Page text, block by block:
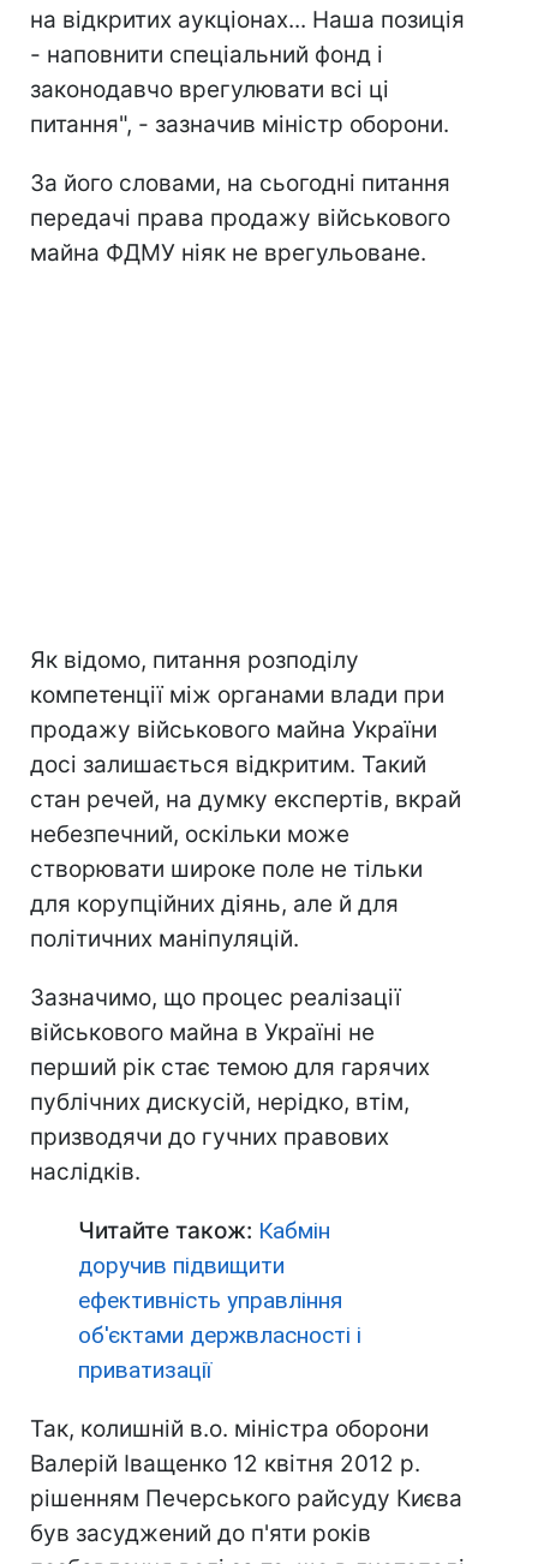
на відкритих аукціонах... Наша позиція
- наповнити спеціальний фонд і
законодавчо врегулювати всі ці
питання", - зазначив міністр оборони.
За його словами, на сьогодні питання
передачі права продажу військового
майна ФДМУ ніяк не врегульоване.
Як відомо, питання розподілу
компетенції між органами влади при
продажу військового майна України
досі залишається відкритим. Такий
стан речей, на думку експертів, вкрай
небезпечний, оскільки може
створювати широке поле не тільки
для корупційних діянь, але й для
політичних маніпуляцій.
Зазначимо, що процес реалізації
військового майна в Україні не
перший рік стає темою для гарячих
публічних дискусій, нерідко, втім,
призводячи до гучних правових
наслідків.
Читайте також: Кабмін
доручив підвищити
ефективність управління
об'єктами держвласності і
приватизації
Так, колишній в.о. міністра оборони
Валерій Іващенко 12 квітня 2012 р.
рішенням Печерського райсуду Києва
був засуджений до п'яти років